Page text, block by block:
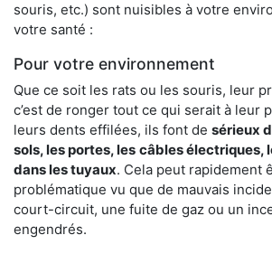
souris, etc.) sont nuisibles à votre
votre santé :
Pour votre environnement
Que ce soit les rats ou les souris, leur
c’est de ronger tout ce qui serait à leur
leurs dents effilées, ils font de sérieux
sols, les portes, les câbles électriques,
dans les tuyaux. Cela peut rapidement
problématique vu que de mauvais
court-circuit, une fuite de gaz ou un
engendrés.